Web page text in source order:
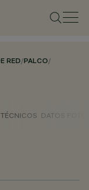
RED/PALCO/
DATOS